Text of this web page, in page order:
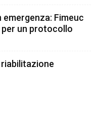
Fimeuc
un protocollo